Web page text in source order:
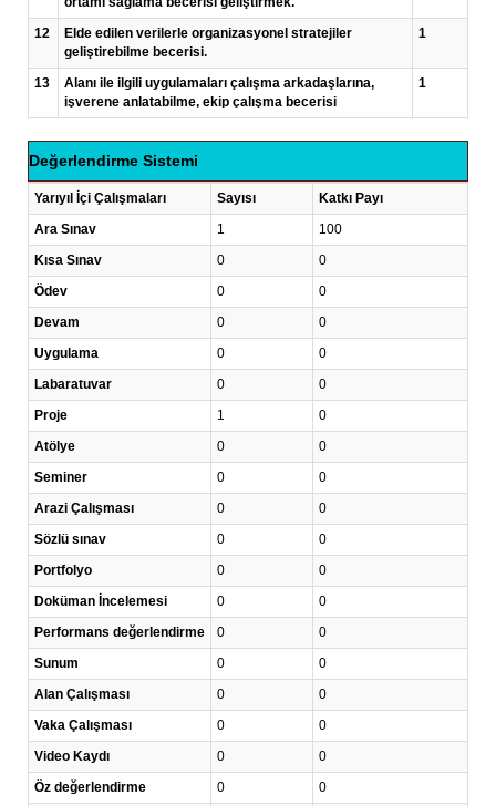
12
Elde edilen verilerle organizasyonel stratejiler
geliştirebilme becerisi.
1
13
Alanı ile ilgili uygulamaları çalışma arkadaşlarına,
işverene anlatabilme, ekip çalışma becerisi
1
Değerlendirme Sistemi
Yarıyıl İçi Çalışmaları Sayısı
Katkı Payı
Ara Sınav
1
100
Kısa Sınav
0
0
Ödev
0
0
Devam
0
0
Uygulama
0
0
Labaratuvar
0
0
Proje
1
0
Atölye
0
0
Seminer
0
0
Arazi Çalışması
0
0
Sözlü sınav
0
0
Portfolyo
0
0
Doküman İncelemesi
0
0
Performans değerlendirme
0
0
Sunum
0
0
Alan Çalışması
0
0
Vaka Çalışması
0
0
Video Kaydı
0
0
Öz değerlendirme
0
0